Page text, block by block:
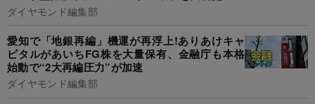
ダイヤモンド編集部
愛知で「地銀再編」機運が再浮上!ありあけキャ
ピタルがあいちFG株を大量保有、金融庁も本格
始動で“2大再編圧力”が加速
ダイヤモンド編集部